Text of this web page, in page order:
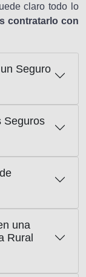
claro todo lo
contratarlo con
Seguro
Seguros
una
Rural